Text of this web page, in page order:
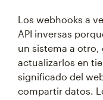
Los webhooks a
API inversas
un sistema a otro,
actualizarlos en
significado del
compartir datos.